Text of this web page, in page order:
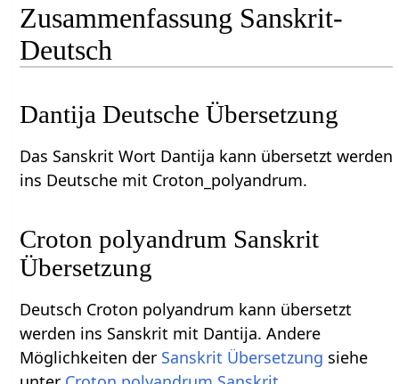
Zusammenfassung Sanskrit-
Deutsch
Dantija Deutsche Übersetzung
Das Sanskrit Wort Dantija kann übersetzt werden
ins Deutsche mit Croton_polyandrum.
Croton polyandrum Sanskrit
Übersetzung
Deutsch Croton polyandrum kann übersetzt
werden ins Sanskrit mit Dantija. Andere
Möglichkeiten der Sanskrit Übersetzung siehe